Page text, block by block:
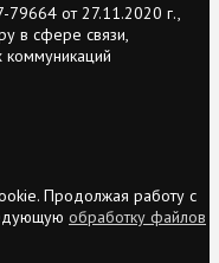
от 27.11.2020 г.,
в сфере связи,
Продолжая работу с
обработку файлов